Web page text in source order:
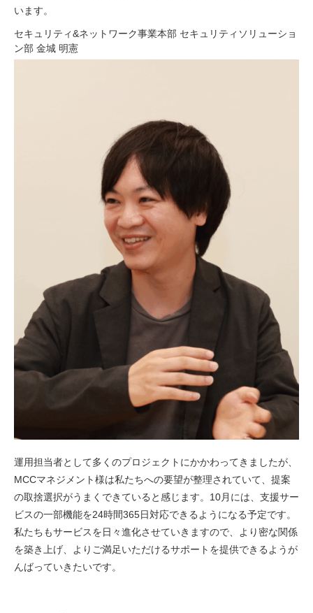
います。
セキュリティ&ネットワーク事業本部 セキュリティソリューショ
ン部 金城 明憲
運用担当者として多くのプロジェクトにかかわってきましたが、
MCCマネジメント様は私たちへの要望が整理されていて、提案
の取捨選択がうまくできていると感じます。10月には、支援サー
ビスの一部機能を24時間365日対応できるようになる予定です。
私たちもサービスを日々進化させていきますので、より密な関係
を築き上げ、よりご満足いただけるサポートを提供できるようが
んばっていきたいです。